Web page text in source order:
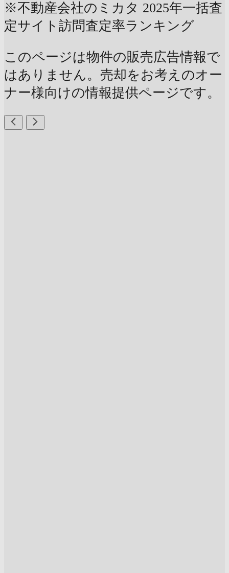
※不動産会社のミカタ 2025年一括査
定サイト訪問査定率ランキング
このページは物件の販売広告情報で
はありません。売却をお考えのオー
ナー様向けの情報提供ページです。